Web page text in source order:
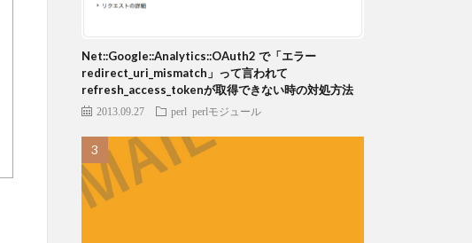
Net::Google::Analytics::OAuth2 で「エラー
redirect_uri_mismatch」って言われて
refresh_access_tokenが取得できない時の対処方法
2013.09.27 perl perlモジュール